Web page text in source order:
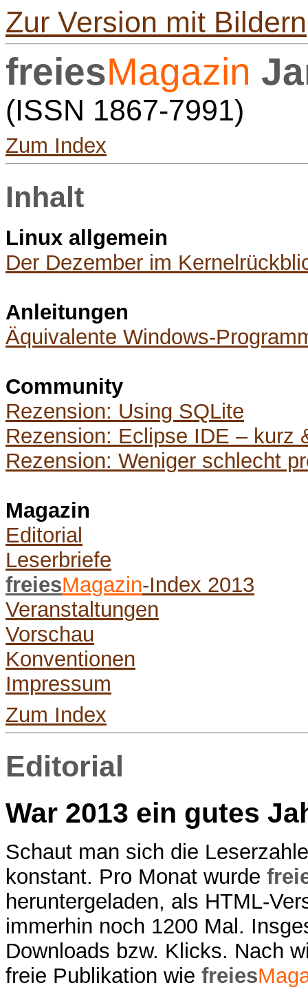
Zur Version mit Bildern
freiesMagazin
(ISSN 1867-7991)
Zum Index
Inhalt
Linux allgemein
Der Dezember im
Anleitungen
Äquivalente Windows-
Community
Rezension: Using SQLite
Rezension: Eclipse IDE – kurz
Rezension: Weniger schlecht
Magazin
Editorial
Leserbriefe
freiesMagazin-Index 2013
Veranstaltungen
Vorschau
Konventionen
Impressum
Zum Index
Editorial
War 2013 ein gutes
Schaut man sich die
konstant. Pro Monat wurde
heruntergeladen, als HTML-
immerhin noch 1200 Mal.
Downloads bzw. Klicks. Nach
freie Publikation wie freies